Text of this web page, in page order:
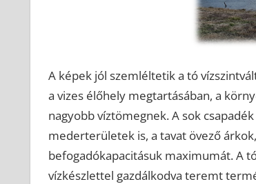
A képek jól szemléltetik a tó
a vizes élőhely megtartásában, a
nagyobb víztömegnek. A sok
mederterületek is, a tavat övező
befogadókapacitásuk maximumát. A
vízkészlettel gazdálkodva teremt